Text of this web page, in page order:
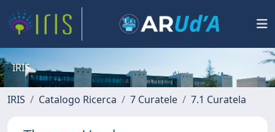
IRIS
IRIS Catalogo Ricerca 7 Curatele 7.1 Curatela